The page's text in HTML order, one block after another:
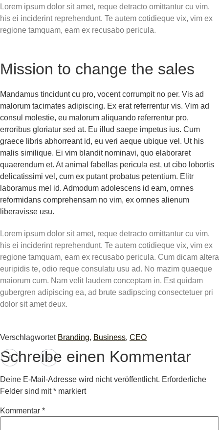
Lorem ipsum dolor sit amet, reque detracto omittantur cu vim,
his ei inciderint reprehendunt. Te autem cotidieque vix, vim ex
regione tamquam, eam ex recusabo pericula.
Mission to change the sales
Mandamus tincidunt cu pro, vocent corrumpit no per. Vis ad
malorum tacimates adipiscing. Ex erat referrentur vis. Vim ad
consul molestie, eu malorum aliquando referrentur pro,
erroribus gloriatur sed at. Eu illud saepe impetus ius. Cum
graece libris abhorreant id, eu veri aeque ubique vel. Ut his
malis similique. Ei vim blandit nominavi, quo elaboraret
quaerendum et. At animal fabellas pericula est, ut cibo lobortis
delicatissimi vel, cum ex putant probatus petentium. Elitr
laboramus mel id. Admodum adolescens id eam, omnes
reformidans comprehensam no vim, ex omnes alienum
liberavisse usu.
Lorem ipsum dolor sit amet, reque detracto omittantur cu vim,
his ei inciderint reprehendunt. Te autem cotidieque vix, vim ex
regione tamquam, eam ex recusabo pericula. Cum dicam altera
euripidis te, odio reque consulatu usu ad. No mazim quaeque
maiorum cum. Nam velit laudem conceptam in. Est quidam
gubergren adipiscing ea, ad brute sadipscing consectetuer pri
dolor sit amet deux.
Verschlagwortet Branding, Business, CEO
Schreibe einen Kommentar
Deine E-Mail-Adresse wird nicht veröffentlicht. Erforderliche
Felder sind mit* markiert
Kommentar *